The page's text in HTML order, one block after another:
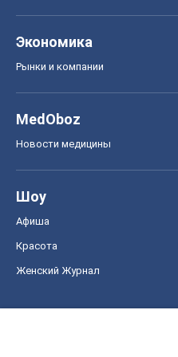
Экономика
Рынки и компании
MedOboz
Новости медицины
Шоу
Афиша
Красота
Женский Журнал